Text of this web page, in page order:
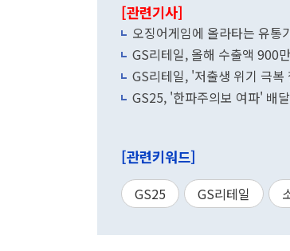
[관련기사]
오징어게임에 올라타는 유통
GS리테일, 올해 수출액 900
GS리테일, '저출생 위기 극
GS25, '한파주의보 여파' 배
[관련키워드]
GS25 GS리테일